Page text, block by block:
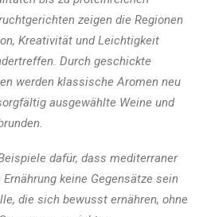
zeigen die Regionen
Kreativität und Leichtigkeit
Durch geschickte
werden klassische Aromen neu
ausgewählte Weine und
dafür, dass mediterraner
keine Gegensätze sein
die sich bewusst ernähren, ohne